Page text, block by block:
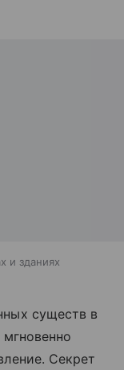
и зданиях
существ в
Секрет